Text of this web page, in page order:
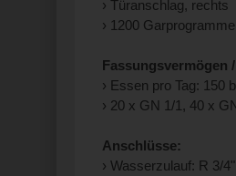
› Türanschlag, rechts
› 1200
Fassungsvermögen
› Essen pro Tag: 150
› 20 x GN 1/1, 40 x
Anschlüsse:
› Wasserzulauf: R 3/4"